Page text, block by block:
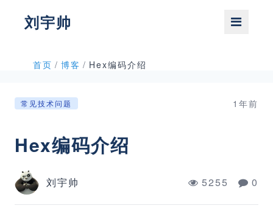
刘宇帅
首页 / 博客 / Hex编码介绍
常见技术问题 1年前
Hex编码介绍
刘宇帅 5255 0